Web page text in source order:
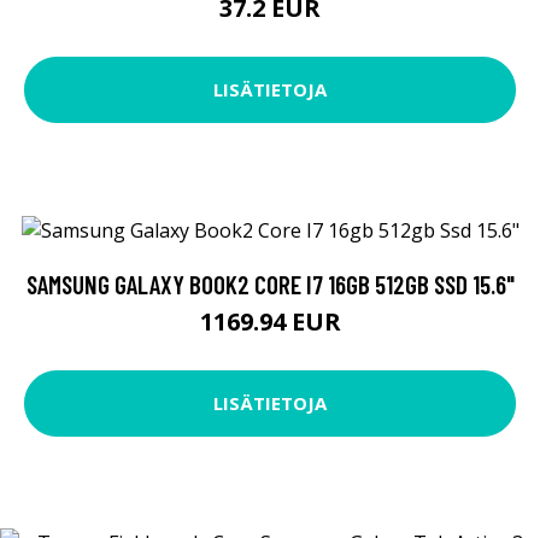
37.2 EUR
LISÄTIETOJA
SAMSUNG GALAXY BOOK2 CORE I7 16GB 512GB SSD 15.6"
1169.94 EUR
LISÄTIETOJA